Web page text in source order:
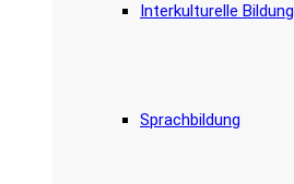
Interkulturelle Bildung
Sprachbildung